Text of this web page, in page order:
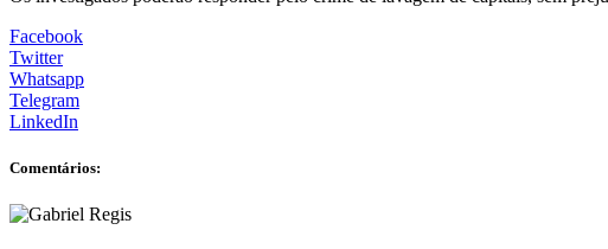
Facebook
Twitter
Whatsapp
Telegram
LinkedIn
Comentários: